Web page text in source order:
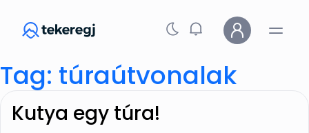
Tag: túraútvonalak
Kutya egy túra!